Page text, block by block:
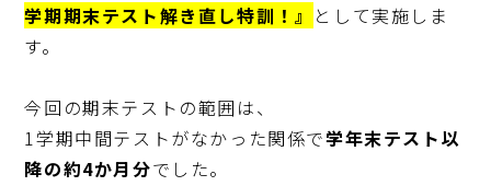
学期期末テスト解き直し特訓！』 として実施しま
す。
今回の期末テストの範囲は、
1学期中間テストがなかった関係で学年末テスト以
降の約4か月分でした。